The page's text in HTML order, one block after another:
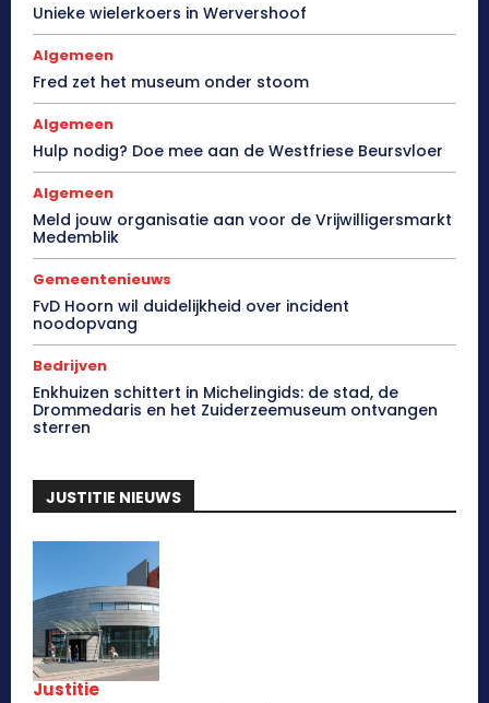
Unieke wielerkoers in Wervershoof
Algemeen
Fred zet het museum onder stoom
Algemeen
Hulp nodig? Doe mee aan de Westfriese Beursvloer
Algemeen
Meld jouw organisatie aan voor de Vrijwilligersmarkt
Medemblik
Gemeentenieuws
FvD Hoorn wil duidelijkheid over incident
noodopvang
Bedrijven
Enkhuizen schittert in Michelingids: de stad, de
Drommedaris en het Zuiderzeemuseum ontvangen
sterren
JUSTITIE NIEUWS
Justitie